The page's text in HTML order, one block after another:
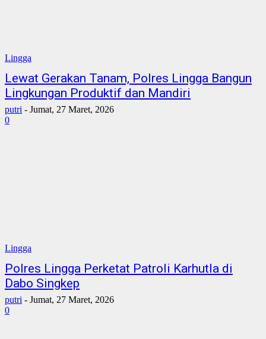
Lingga
Lewat Gerakan Tanam, Polres Lingga Bangun
Lingkungan Produktif dan Mandiri
putri - Jumat, 27 Maret, 2026
0
Lingga
Polres Lingga Perketat Patroli Karhutla di
Dabo Singkep
putri - Jumat, 27 Maret, 2026
0